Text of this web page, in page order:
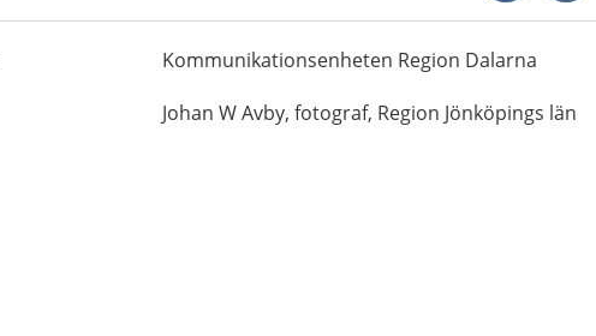
Kommunikationsenheten Region Dalarna
Johan W Avby, fotograf, Region Jönköpings län